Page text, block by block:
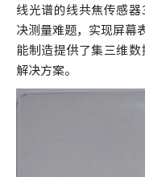
线光谱的线共焦传感
决测量难题，实现屏幕
能制造提供了集三维
解决方案。